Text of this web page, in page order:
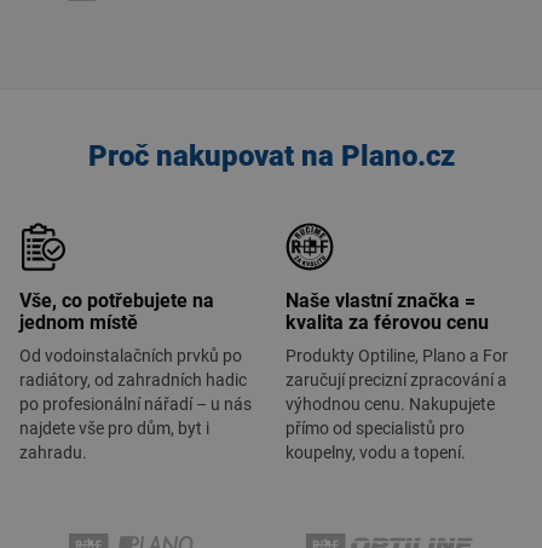
Proč nakupovat na Plano.cz
Vše, co potřebujete na
jednom místě
Od vodoinstalačních prvků po
radiátory, od zahradních hadic
po profesionální nářadí – u nás
najdete vše pro dům, byt i
zahradu.
Naše vlastní značka =
kvalita za férovou cenu
Produkty Optiline, Plano a For
zaručují precizní zpracování a
výhodnou cenu. Nakupujete
přímo od specialistů pro
koupelny, vodu a topení.